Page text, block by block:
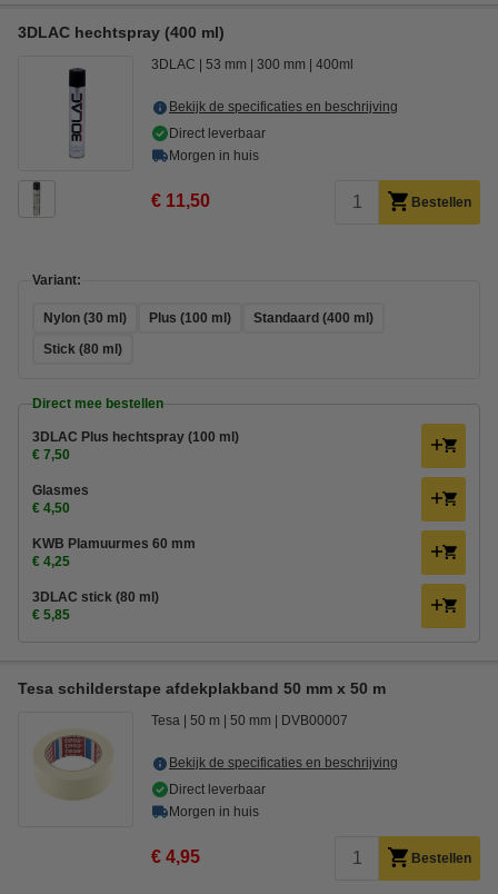
3DLAC hechtspray (400 ml)
3DLAC 53 mm 300 mm 400ml
Bekijk de specificaties en beschrijving
Direct leverbaar
Morgen in huis
€ 11,50 Bestellen
Variant:
Nylon (30 ml) Plus (100 ml)
Standaard (400 ml)
Stick (80 ml)
Direct mee bestellen
3DLAC Plus hechtspray (100 ml)
€ 7,50
Glasmes
€ 4,50
KWB Plamuurmes 60 mm
€ 4,25
3DLAC stick (80 ml)
€ 5,85
Tesa schilderstape afdekplakband 50 mm x 50 m
Tesa 50 m 50 mm DVB00007
Bekijk de specificaties en beschrijving
Direct leverbaar
Morgen in huis
€ 4,95 Bestellen